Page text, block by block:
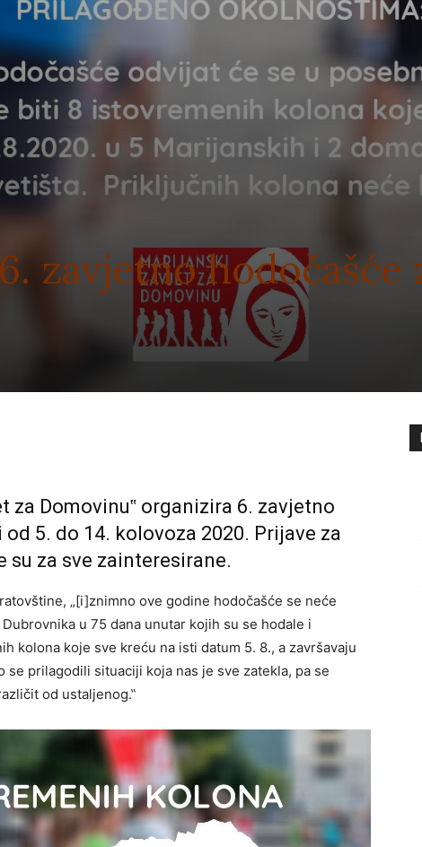
zavjetno hodočašće
za Domovinu‟ organizira 6. zavjetno
5. do 14. kolovoza 2020. Prijave za
za sve zainteresirane.
„[i]znimno ove godine hodočašće se neće
u 75 dana unutar kojih su se hodale i
kolona koje sve kreću na isti datum 5. 8., a završavaju
se prilagodili situaciji koja nas je sve zatekla, pa se
od ustaljenog.‟